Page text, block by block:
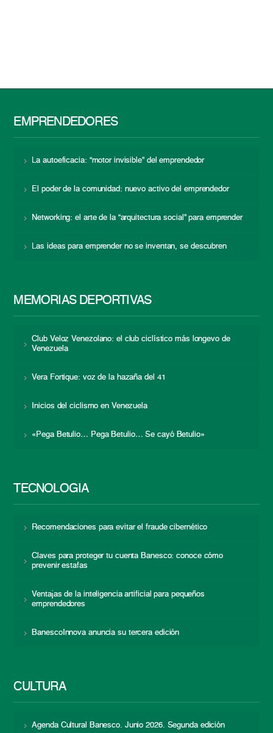
EMPRENDEDORES
La autoeficacia: “motor invisible” del emprendedor
El poder de la comunidad: nuevo activo del emprendedor
Networking: el arte de la “arquitectura social” para emprender
Las ideas para emprender no se inventan, se descubren
MEMORIAS DEPORTIVAS
Club Veloz Venezolano: el club ciclístico más longevo de
Venezuela
Vera Fortique: voz de la hazaña del 41
Inicios del ciclismo en Venezuela
«Pega Betulio… Pega Betulio… Se cayó Betulio»
TECNOLOGÍA
Recomendaciones para evitar el fraude cibernético
Claves para proteger tu cuenta Banesco: conoce cómo
prevenir estafas
Ventajas de la inteligencia artificial para pequeños
emprendedores
BanescoInnova anuncia su tercera edición
CULTURA
Agenda Cultural Banesco. Junio 2026. Segunda edición